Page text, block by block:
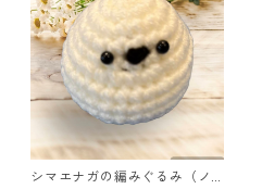
シマエナガの編みぐるみ（ノ